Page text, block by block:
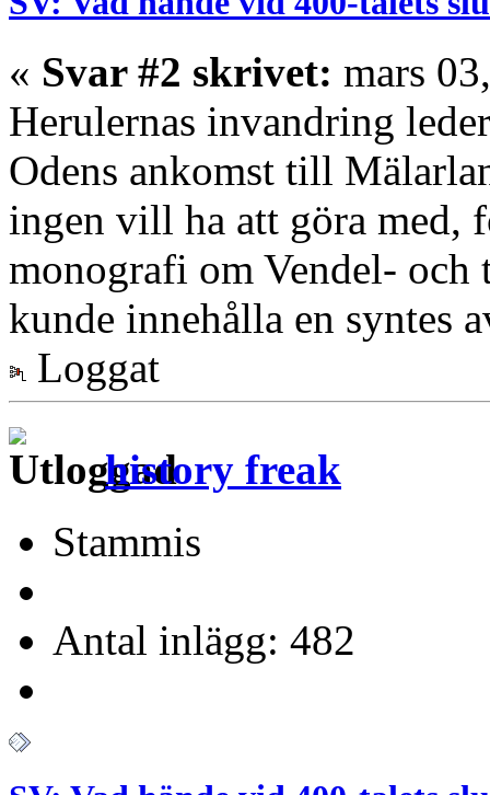
« Svar #2 skrivet: mars
Herulernas invandring
Odens ankomst till
ingen vill ha att göra med,
monografi om Vendel-
kunde innehålla en syntes
Loggat
history freak
Stammis
Antal inlägg: 482